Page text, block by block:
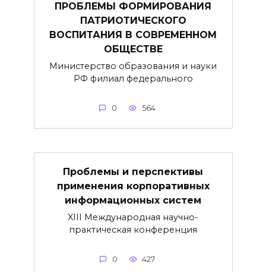
ПРОБЛЕМЫ ФОРМИРОВАНИЯ
ПАТРИОТИЧЕСКОГО
ВОСПИТАНИЯ В СОВРЕМЕННОМ
ОБЩЕСТВЕ
Министерство образования и науки
РФ филиал федерального
0 564
Проблемы и перспективы
применения корпоративных
информационных систем
XIII Международная научно-
практическая конференция
0 427